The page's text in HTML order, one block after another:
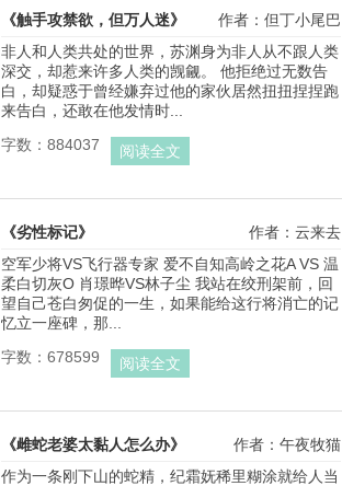
《触手攻禁欲，但万人迷》
作者：但丁小尾巴
非人和人类共处的世界，苏渊身为非人从不跟人类
深交，却惹来许多人类的觊觎。 他拒绝过无数告
白，却疑惑于曾经嫌弃过他的家伙居然扭扭捏捏跑
来告白，还敢在他发情时...
字数：884037
阅读全文
《劣性标记》
作者：云来去
空军少将VS飞行器专家 爱不自知高岭之花A VS 温
柔白切灰O 肖璟晔VS林子尘 我站在绞刑架前，回
望自己苍白匆促的一生，如果能给这行将消亡的记
忆立一座碑，那...
字数：678599
阅读全文
《雌蛇老婆太黏人怎么办》
作者：午夜牧猫
作为一条刚下山的蛇精，纪霜妩稀里糊涂就给人当